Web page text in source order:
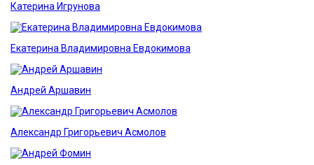
Катерина Игрунова
Екатерина Владимировна Евдокимова
Андрей Аршавин
Александр Григорьевич Асмолов